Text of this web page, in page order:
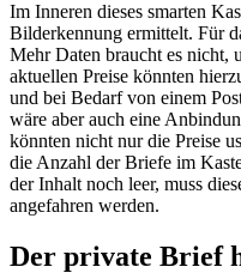
Im Inneren dieses smarten
Bilderkennung ermittelt. Für
Mehr Daten braucht es nicht,
aktuellen Preise könnten
und bei Bedarf von einem
wäre aber auch eine
könnten nicht nur die Preise
die Anzahl der Briefe im
der Inhalt noch leer, muss
angefahren werden.
Der private Brief